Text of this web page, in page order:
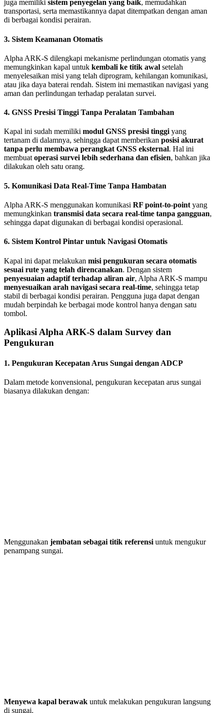
juga memiliki sistem penyegelan yang baik, memudahkan
transportasi, serta memastikannya dapat ditempatkan dengan aman
di berbagai kondisi perairan.
3. Sistem Keamanan Otomatis
Alpha ARK-S dilengkapi mekanisme perlindungan otomatis yang
memungkinkan kapal untuk kembali ke titik awal setelah
menyelesaikan misi yang telah diprogram, kehilangan komunikasi,
atau jika daya baterai rendah. Sistem ini memastikan navigasi yang
aman dan perlindungan terhadap peralatan survei.
4. GNSS Presisi Tinggi Tanpa Peralatan Tambahan
Kapal ini sudah memiliki modul GNSS presisi tinggiyang
tertanam di dalamnya, sehingga dapat memberikan posisi akurat
tanpa perlu membawa perangkat GNSS eksternal. Hal ini
membuatoperasi survei lebih sederhana dan efisien, bahkan jika
dilakukan oleh satu orang.
5. Komunikasi Data Real-Time Tanpa Hambatan
Alpha ARK-S menggunakan komunikasi RF point-to-point yang
memungkinkan transmisi data secara real-time tanpa gangguan,
sehingga dapat digunakan di berbagai kondisi operasional.
6. Sistem Kontrol Pintar untuk Navigasi Otomatis
Kapal ini dapat melakukan misi pengukuran secara otomatis
sesuai rute yang telah direncanakan. Dengan sistem
penyesuaian adaptif terhadap aliran air, Alpha ARK-S mampu
menyesuaikan arah navigasi secara real-time, sehingga tetap
stabil di berbagai kondisi perairan. Pengguna juga dapat dengan
mudah berpindah ke berbagai mode kontrol hanya dengan satu
tombol.
Aplikasi Alpha ARK-S dalam Survey dan
Pengukuran
1. Pengukuran Kecepatan Arus Sungai dengan ADCP
Dalam metode konvensional, pengukuran kecepatan arus sungai
biasanya dilakukan dengan:
Menggunakan jembatan sebagai titik referensi untuk mengukur
penampang sungai.
Menyewa kapal berawak untuk melakukan pengukuran langsung
di sungai.